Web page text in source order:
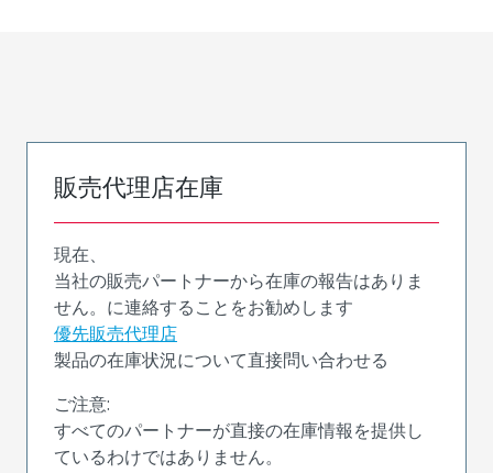
販売代理店在庫
現在、
当社の販売パートナーから在庫の報告はありま
せん。に連絡することをお勧めします
優先販売代理店
製品の在庫状況について直接問い合わせる
ご注意:
すべてのパートナーが直接の在庫情報を提供し
ているわけではありません。